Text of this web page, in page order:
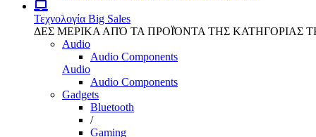
Τεχνολογία Big Sales
ΔΕΣ ΜΕΡΙΚΑ ΑΠΌ ΤΑ ΠΡΟΪΌΝΤΑ ΤΗΣ ΚΑΤΗΓΟΡΙΑΣ
Audio
Audio Components
Audio
Audio Components
Gadgets
Bluetooth
/
Gaming